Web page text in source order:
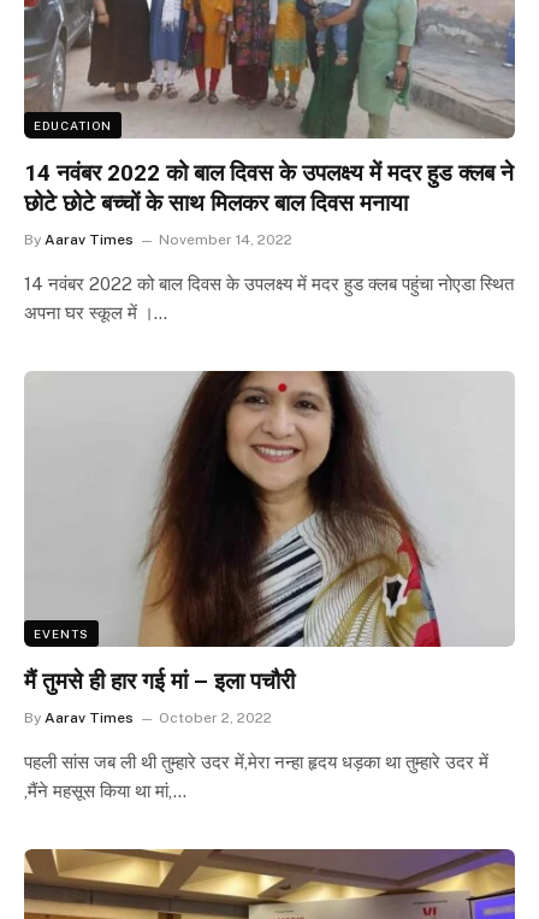
EDUCATION
14 नवंबर 2022 को बाल दिवस के उपलक्ष्य में मदर हुड क्लब ने
छोटे छोटे बच्चों के साथ मिलकर बाल दिवस मनाया
By Aarav Times November 14, 2022
14 नवंबर 2022 को बाल दिवस के उपलक्ष्य में मदर हुड क्लब पहुंचा नोएडा स्थित
अपना घर स्कूल में ।…
EVENTS
मैं तुमसे ही हार गई मां – इला पचौरी
By Aarav Times October 2, 2022
पहली सांस जब ली थी तुम्हारे उदर में,मेरा नन्हा हृदय धड़का था तुम्हारे उदर में
,मैंने महसूस किया था मां,…